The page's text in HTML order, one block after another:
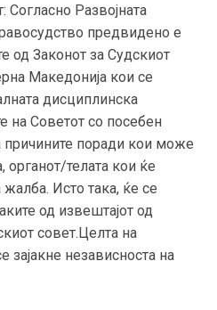
Согласно Развојната
предвидено е
од Законот за Судскиот
Македонија кои се
дисциплинска
на Советот со посебен
поради кои може
органот/телата кои ќе
Исто така, ќе се
од извештајот од
совет.Целта на
зајакне независноста на